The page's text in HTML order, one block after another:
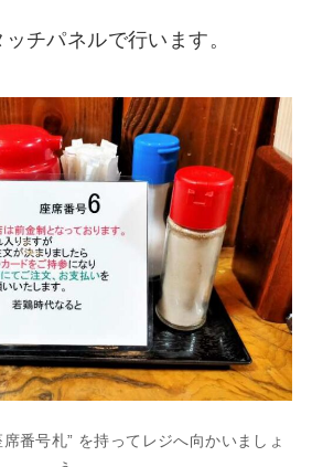
チパネルで行います。
番号札” を持ってレジへ向かいましょ